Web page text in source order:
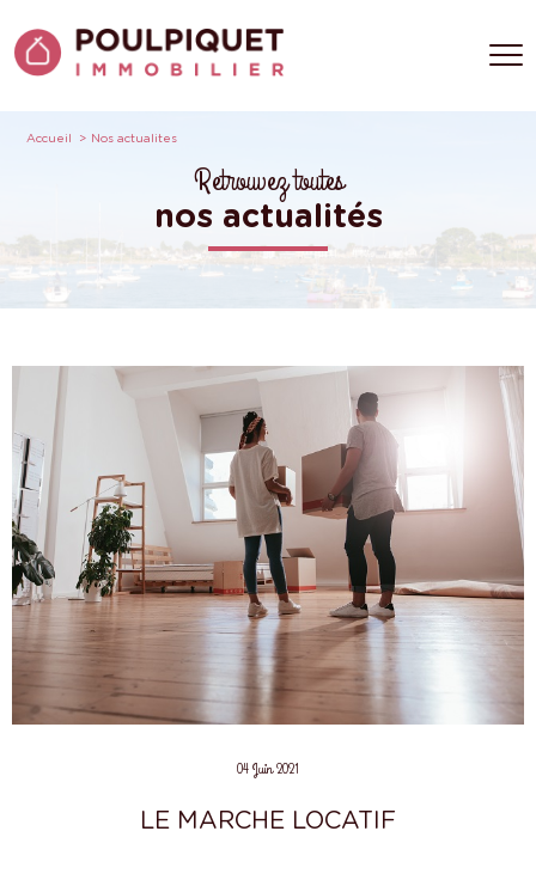
Accueil Nos actualites
Retrouvez toutes
nos actualités
04 Juin 2021
LE MARCHE LOCATIF